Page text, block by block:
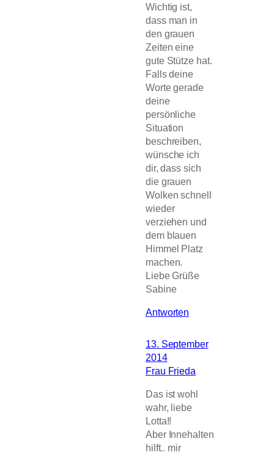
Wichtig ist,
dass man in
den grauen
Zeiten eine
gute Stütze hat.
Falls deine
Worte gerade
deine
persönliche
Situation
beschreiben,
wünsche ich
dir, dass sich
die grauen
Wolken schnell
wieder
verziehen und
dem blauen
Himmel Platz
machen.
Liebe Grüße
Sabine
Antworten
13. September
2014
Frau Frieda
Das ist wohl
wahr, liebe
Lotta!!
Aber Innehalten
hilft.. mir